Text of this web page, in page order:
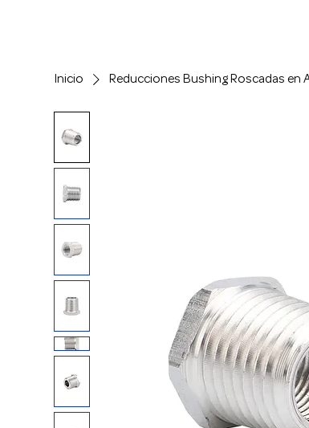
Inicio Reducciones Bushing Roscadas en